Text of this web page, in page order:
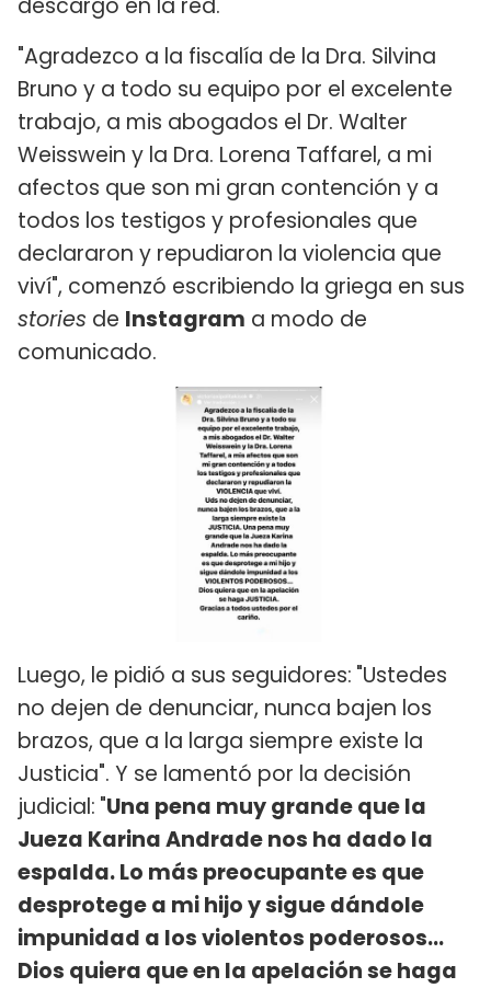
"Agradezco a la fiscalía de la Dra. Silvina
Bruno y a todo su equipo por el excelente
trabajo, a mis abogados el Dr. Walter
Weisswein y la Dra. Lorena Taffarel, a mi
afectos que son mi gran contención y a
todos los testigos y profesionales que
declararon y repudiaron la violencia que
viví", comenzó escribiendo la griega en sus
stories de Instagram a modo de
comunicado.
Luego, le pidió a sus seguidores: "Ustedes
no dejen de denunciar, nunca bajen los
brazos, que a la larga siempre existe la
Justicia". Y se lamentó por la decisión
judicial: "Una pena muy grande que la
Jueza Karina Andrade nos ha dado la
espalda. Lo más preocupante es que
desprotege a mi hijo y sigue dándole
impunidad a los violentos poderosos...
Dios quiera que en la apelación se haga